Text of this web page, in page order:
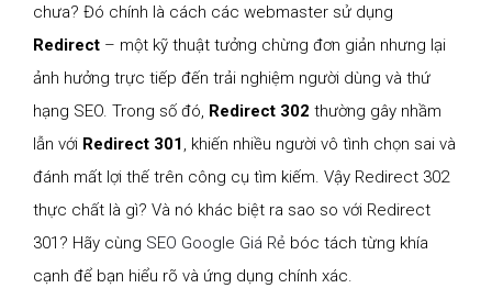
chưa? Đó chính là cách các webmaster sử dụng
Redirect – một kỹ thuật tưởng chừng đơn giản nhưng lại
ảnh hưởng trực tiếp đến trải nghiệm người dùng và thứ
hạng SEO. Trong số đó, Redirect 302 thường gây nhầm
lẫn với Redirect 301, khiến nhiều người vô tình chọn sai và
đánh mất lợi thế trên công cụ tìm kiếm. Vậy Redirect 302
thực chất là gì? Và nó khác biệt ra sao so với Redirect
301? Hãy cùng SEO Google Giá Rẻ bóc tách từng khía
cạnh để bạn hiểu rõ và ứng dụng chính xác.